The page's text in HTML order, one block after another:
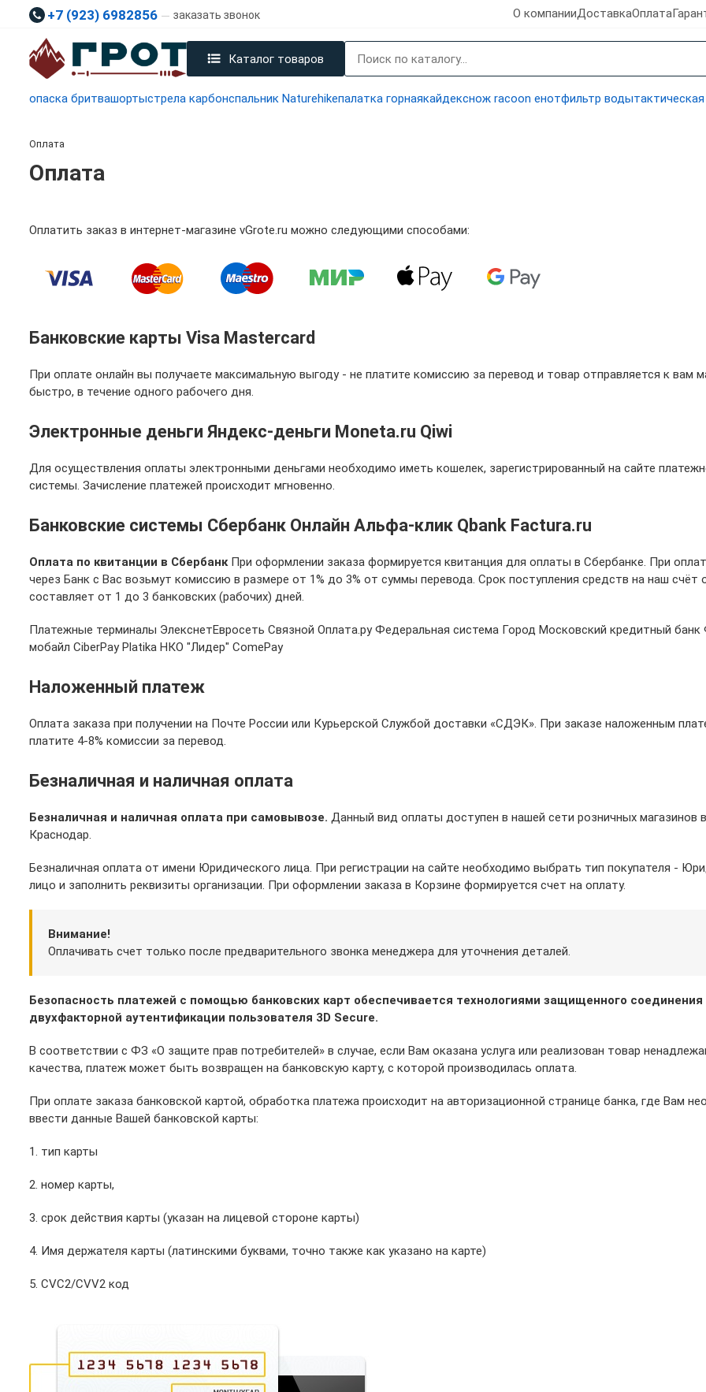
+7 (923) 6982856 заказать звонок О компанииДоставкаОплата
Каталог товаров
опаска бритвашортыстрела карбонспальник Naturehikeпалатка горнаякайдекснож racoon енотфильтр воды
Оплата
Оплата
Оплатить заказ в интернет-магазине vGrote.ru можно следующими способами:
Банковские карты Visa Mastercard
При оплате онлайн вы получаете максимальную выгоду - не платите комиссию за перевод и товар отправляется к вам
быстро, в течение одного рабочего дня.
Электронные деньги Яндекс-деньги Moneta.ru Qiwi
Для осуществления оплаты электронными деньгами необходимо иметь кошелек, зарегистрированный на сайте
системы. Зачисление платежей происходит мгновенно.
Банковские системы Сбербанк Онлайн Альфа-клик Qbank Factura.ru
Оплата по квитанции в СбербанкПри оформлении заказа формируется квитанция для оплаты в Сбербанке. При
через Банк с Вас возьмут комиссию в размере от 1% до 3% от суммы перевода. Срок поступления средств на наш счёт
составляет от 1 до 3 банковских (рабочих) дней.
Платежные терминалы ЭлекснетЕвросеть Связной Оплата.ру Федеральная система Город Московский кредитный
мобайл CiberPay Platika НКО "Лидер" ComePay
Наложенный платеж
Оплата заказа при получении на Почте России или Курьерской Службой доставки «СДЭК». При заказе наложенным
платите 4-8% комиссии за перевод.
Безналичная и наличная оплата
Безналичная и наличная оплата при самовывозе. Данный вид оплаты доступен в нашей сети розничных магазинов в
Краснодар.
Безналичная оплата от имени Юридического лица. При регистрации на сайте необходимо выбрать тип покупателя -
лицо и заполнить реквизиты организации. При оформлении заказа в Корзине формируется счет на оплату.
Внимание!
Оплачивать счет только после предварительного звонка менеджера для уточнения деталей.
Безопасность платежей с помощью банковских карт обеспечивается технологиями защищенного соединения
двухфакторной аутентификации пользователя 3D Secure.
В соответствии с ФЗ «О защите прав потребителей» в случае, если Вам оказана услуга или реализован товар
качества, платеж может быть возвращен на банковскую карту, с которой производилась оплата.
При оплате заказа банковской картой, обработка платежа происходит на авторизационной странице банка, где Вам
ввести данные Вашей банковской карты:
1. тип карты
2. номер карты,
3. срок действия карты (указан на лицевой стороне карты)
4. Имя держателя карты (латинскими буквами, точно также как указано на карте)
5. CVC2/CVV2 код